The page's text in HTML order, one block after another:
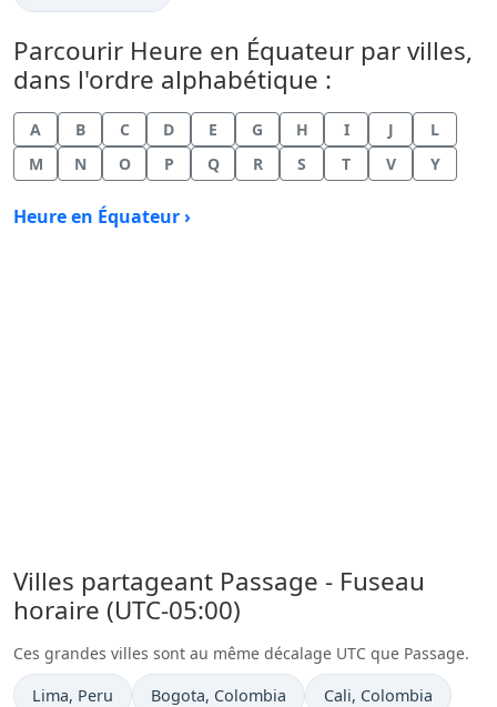
Parcourir Heure en Équateur par villes,
dans l'ordre alphabétique :
A B C D E G H I J
L
M
N O P Q R S T V Y
Heure en Équateur ›
Villes partageant Passage - Fuseau
horaire (UTC-05:00)
Ces grandes villes sont au même décalage UTC que Passage.
Heure actuelle à
Lima, Peru Heure actuelle à
Bogota, Colombia Heure actuelle à
Cali, Colombia